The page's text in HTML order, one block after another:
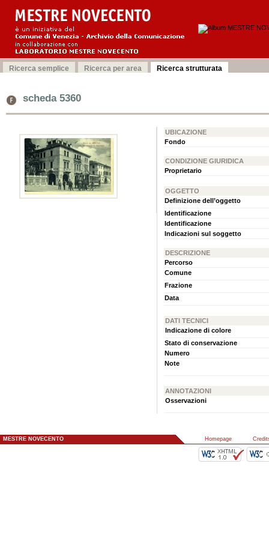
scheda 5360
UBICAZIONE
Fondo
CONDIZIONE GIURIDICA
Proprietario
OGGETTO
Definizione dell’oggetto
Identificazione
Identificazione
Indicazioni sul soggetto
DESCRIZIONE
Percorso
Comune
Frazione
Data
DATI TECNICI
Indicazione di colore
Stato di conservazione
Numero
Note
ANNOTAZIONI
Osservazioni
MESTRE NOVECENTO Homepage